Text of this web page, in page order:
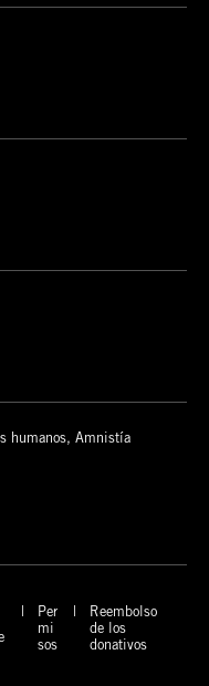
humanos, Amnistía
Per
mi
sos
Reembolso
de los
donativos